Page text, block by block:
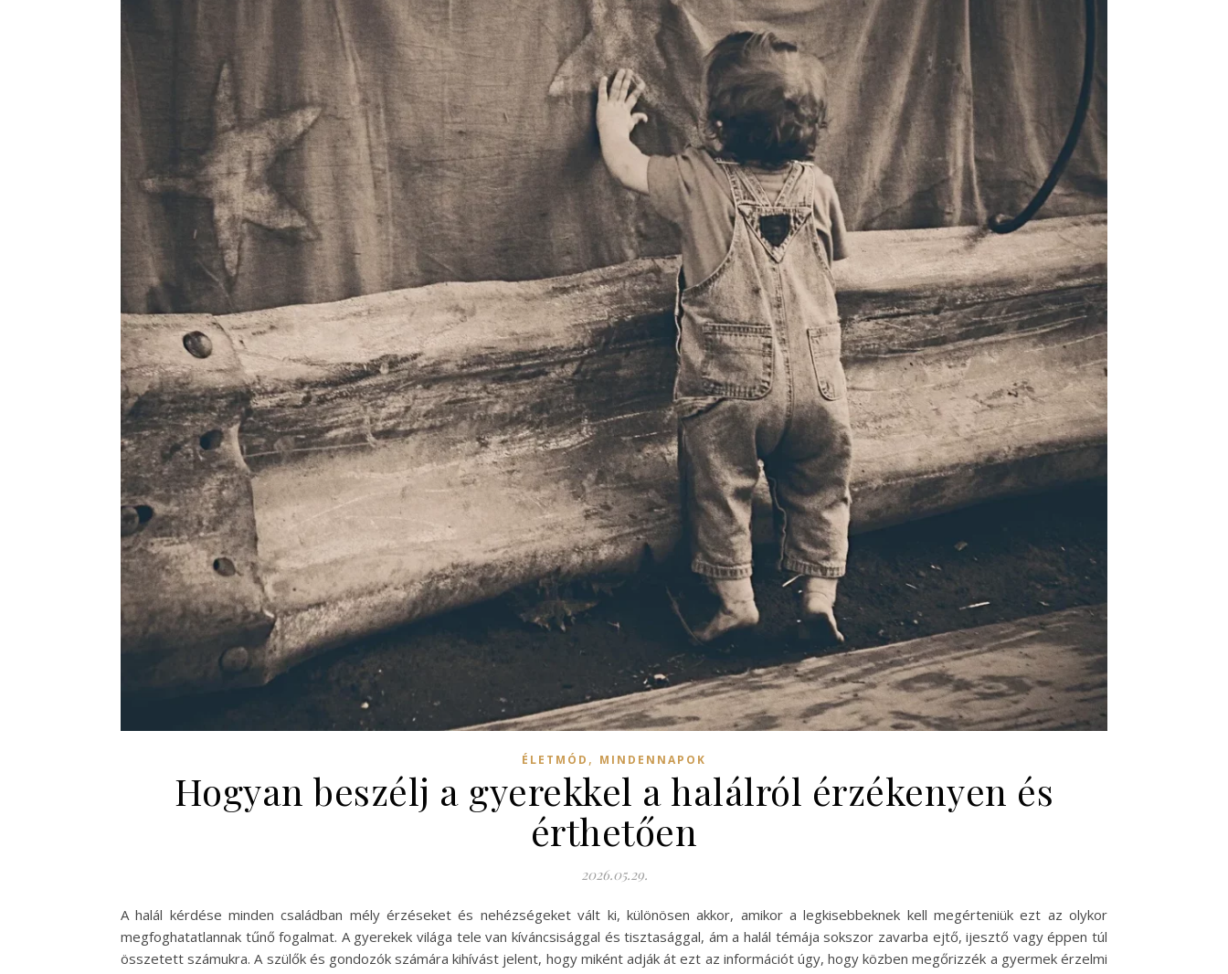
ÉLETMÓD , MINDENNAPOK
Hogyan beszélj a gyerekkel a halálról érzékenyen és
érthetően
2026.05.29.
A halál kérdése minden családban mély érzéseket és nehézségeket vált ki, különösen akkor, amikor a legkisebbeknek kell megérteniük ezt az olykor
megfoghatatlannak tűnő fogalmat. A gyerekek világa tele van kíváncsisággal és tisztasággal, ám a halál témája sokszor zavarba ejtő, ijesztő vagy éppen túl
összetett számukra. A szülők és gondozók számára kihívást jelent, hogy miként adják át ezt az információt úgy, hogy közben megőrizzék a gyermek érzelmi